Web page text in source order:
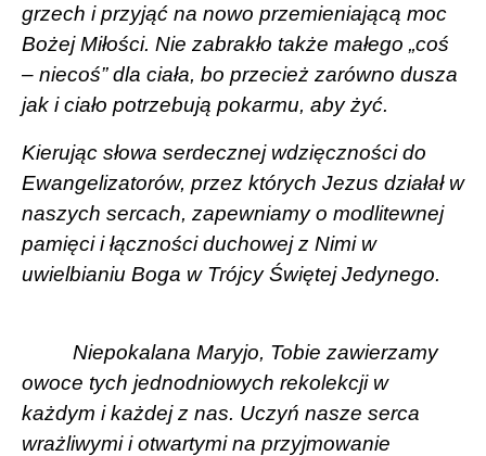
grzech i przyjąć na nowo przemieniającą moc
Bożej Miłości. Nie zabrakło także małego „coś
– niecoś” dla ciała, bo przecież zarówno dusza
jak i ciało potrzebują pokarmu, aby żyć.
Kierując słowa serdecznej wdzięczności do
Ewangelizatorów, przez których Jezus działał w
naszych sercach, zapewniamy o modlitewnej
pamięci i łączności duchowej z Nimi w
uwielbianiu Boga w Trójcy Świętej Jedynego.
Niepokalana Maryjo, Tobie zawierzamy
owoce tych jednodniowych rekolekcji w
każdym i każdej z nas. Uczyń nasze serca
wrażliwymi i otwartymi na przyjmowanie